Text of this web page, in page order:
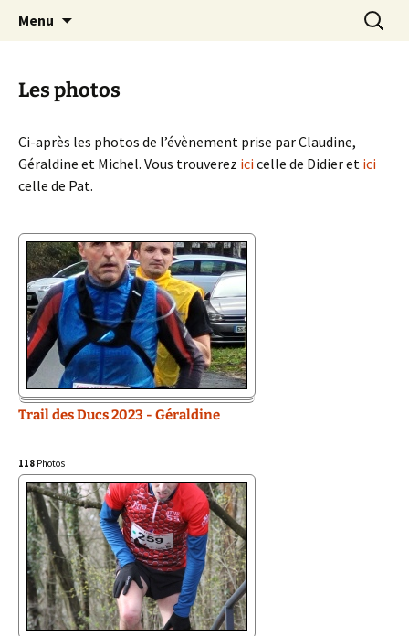
AMB55
Le site web de l'Association Multisports
Barisienne : Badminton, course à pied,
Menu
Les photos
Ci-après les photos de l’évènement prise par Claudine,
Géraldine et Michel. Vous trouverez icicelle de Didier et ici
celle de Pat.
Trail des Ducs 2023 - Géraldine
118 Photos